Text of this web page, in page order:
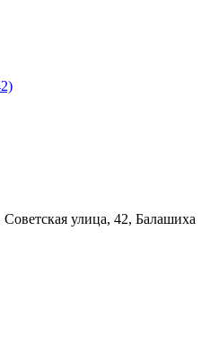
улица, 42, Балашиха